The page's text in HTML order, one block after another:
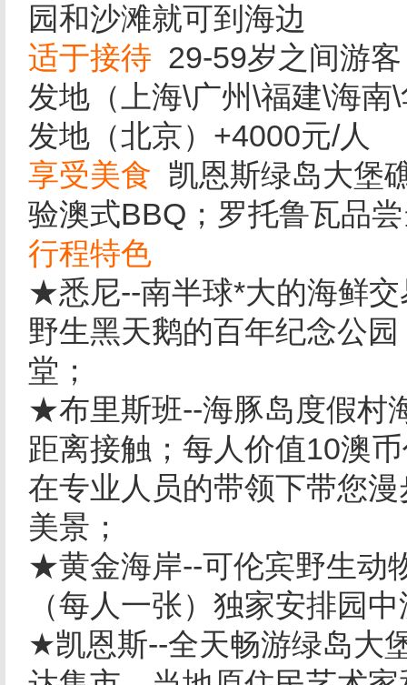
园和沙滩就可到海边
适于接待 29-59岁之间游
发地（上海\广州\福建\海
发地（北京）+4000元/人
享受美食 凯恩斯绿岛大堡
验澳式BBQ；罗托鲁瓦品
行程特色
★悉尼--南半球*大的海鲜
野生黑天鹅的百年纪念公
堂；
★布里斯班--海豚岛度假村
距离接触；每人价值10澳
在专业人员的带领下带您
美景；
★黄金海岸--可伦宾野生动
（每人一张）独家安排园
★凯恩斯--全天畅游绿岛大